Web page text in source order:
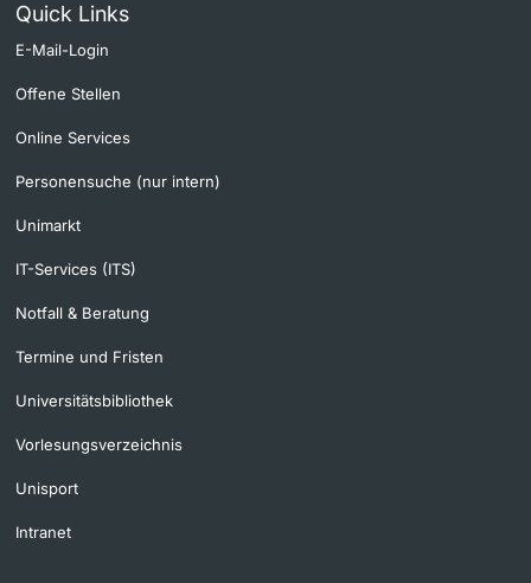
Quick Links
E-Mail-Login
Offene Stellen
Online Services
Personensuche (nur intern)
Unimarkt
IT-Services (ITS)
Notfall & Beratung
Termine und Fristen
Universitätsbibliothek
Vorlesungsverzeichnis
Unisport
Intranet